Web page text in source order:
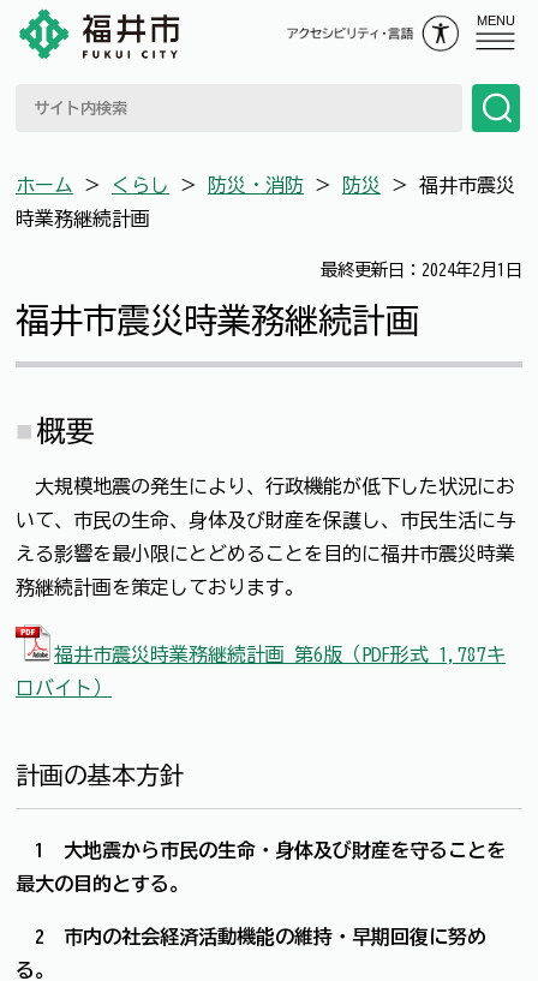
MENU
ホーム ＞ くらし ＞ 防災・消防 ＞ 防災 ＞ 福井市震災
時業務継続計画
最終更新日：2024年2月1日
福井市震災時業務継続計画
概要
大規模地震の発生により、行政機能が低下した状況にお
いて、市民の生命、身体及び財産を保護し、市民生活に与
える影響を最小限にとどめることを目的に福井市震災時業
務継続計画を策定しております。
福井市震災時業務継続計画 第6版（PDF形式 1,787キ
ロバイト）
計画の基本方針
1 大地震から市民の生命・身体及び財産を守ることを
最大の目的とする。
2 市内の社会経済活動機能の維持・早期回復に努め
る。